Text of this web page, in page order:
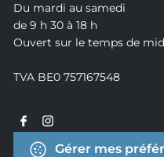
Du mardi au samedi
de 9 h 30 à 18 h
Ouvert sur le temps de
TVA BE0 757167548
Gérer mes